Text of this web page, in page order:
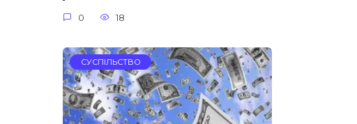
0 18
СУСПІЛЬСТВО